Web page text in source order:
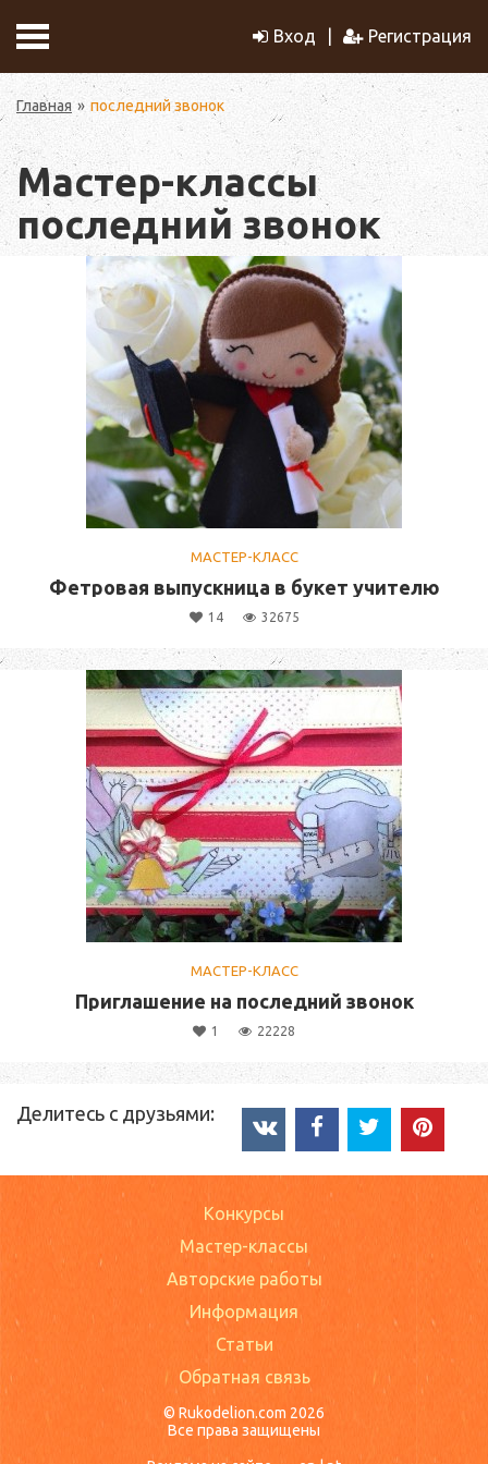
Вход Регистрация
Главная последний звонок
Мастер-классы
последний звонок
МАСТЕР-КЛАСС
Фетровая выпускница в букет учителю
14 32675
МАСТЕР-КЛАСС
Приглашение на последний звонок
1 22228
Делитесь с друзьями:
Конкурсы
Мастер-классы
Авторские работы
Информация
Статьи
Обратная связь
© Rukodelion.com 2026
Все права защищены